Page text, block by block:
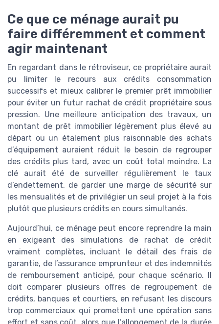
Ce que ce ménage aurait pu
faire différemment et comment
agir maintenant
En regardant dans le rétroviseur, ce propriétaire aurait
pu limiter le recours aux crédits consommation
successifs et mieux calibrer le premier prêt immobilier
pour éviter un futur rachat de crédit propriétaire sous
pression. Une meilleure anticipation des travaux, un
montant de prêt immobilier légèrement plus élevé au
départ ou un étalement plus raisonnable des achats
d’équipement auraient réduit le besoin de regrouper
des crédits plus tard, avec un coût total moindre. La
clé aurait été de surveiller régulièrement le taux
d’endettement, de garder une marge de sécurité sur
les mensualités et de privilégier un seul projet à la fois
plutôt que plusieurs crédits en cours simultanés.
Aujourd’hui, ce ménage peut encore reprendre la main
en exigeant des simulations de rachat de crédit
vraiment complètes, incluant le détail des frais de
garantie, de l’assurance emprunteur et des indemnités
de remboursement anticipé, pour chaque scénario. Il
doit comparer plusieurs offres de regroupement de
crédits, banques et courtiers, en refusant les discours
trop commerciaux qui promettent une opération sans